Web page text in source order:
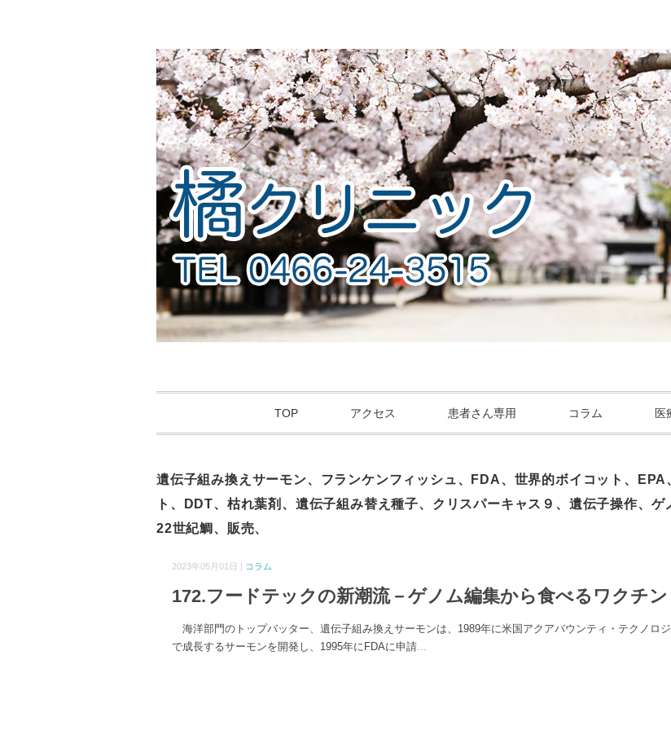
TOP アクセス 患者さん専用 コラム 医
遺伝子組み換えサーモン、フランケンフィッシュ、FDA、世界的ボイコット、
ト、DDT、枯れ葉剤、遺伝子組み替え種子、クリスパーキャス９、遺伝子操作、ゲ
22世紀鯛、販売、
2023年05月01日 | コラム
172.フードテックの新潮流－ゲノム編集から食べるワクチン
海洋部門のトップバッター、遺伝子組み換えサーモンは、1989年に米国アクアバウンティ・テクノロ
で成長するサーモンを開発し、1995年にFDAに申請...